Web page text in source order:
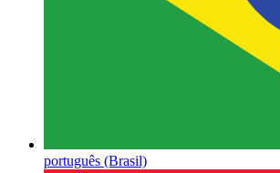
português (Brasil)